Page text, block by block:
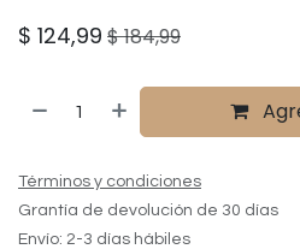
$ 124,99 $184,99
Términos y condiciones
Grantía de devolución de 30 días
Envío: 2-3 días hábiles